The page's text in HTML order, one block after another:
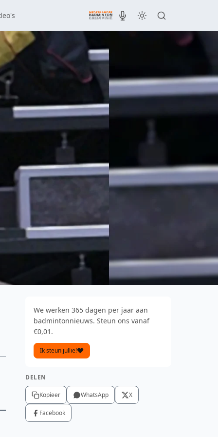
We werken 365 dagen per jaar aan
badmintonnieuws. Steun ons vanaf
€0,01.
Ik steun jullie!
DELEN
Kopieer WhatsApp X
Facebook